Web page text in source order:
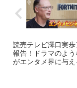
読売テレビ澤口実
報告！ドラマのよ
がエンタメ界に与